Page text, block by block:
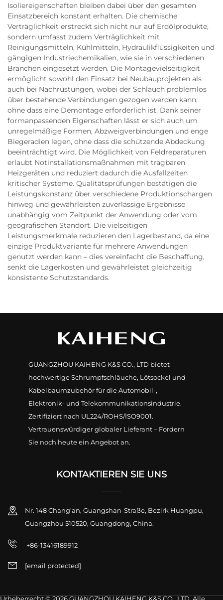
Isoliereigenschaften bleiben dabei über den gesamten
Einsatzbereich konstant erhalten. Die chemische
Verträglichkeit erstreckt sich nicht nur auf Erdölprodukte,
sondern umfasst zudem Verträglichkeit mit
Reinigungsmitteln, Kühlmitteln, Hydraulikflüssigkeiten und
gängigen Industriechemikalien, wie sie in verschiedenen
Branchen eingesetzt werden. Die Montagevielseitigkeit
ermöglicht sowohl den Einsatz bei Neubauprojekten als
auch bei Nachrüstungen, wobei der Schlauch problemlos
über bestehende Verbindungen gezogen werden kann,
ohne dass eine Demontage erforderlich ist. Dank seiner
formanpassenden Eigenschaften lässt er sich auch um
unregelmäßige Formen, Abzweigverbindungen und enge
Biegeradien legen, ohne dass die schützende Abdeckung
beeinträchtigt wird. Die Möglichkeit von Feldreparaturen
erlaubt Notinstallationsmaßnahmen mit tragbaren
Heizgeräten und reduziert dadurch die Ausfallzeiten
kritischer Systeme. Qualitätsprüfungen bestätigen die
Leistungskonstanz über verschiedene Produktionschargen
hinweg und gewährleisten zuverlässige Ergebnisse
unabhängig vom Zeitpunkt der Anwendung oder vom
geografischen Standort. Die vielseitigen
Leistungsmerkmale reduzieren den Lagerbestand, da eine
einzige Produktvariante für mehrere Anwendungen
genutzt werden kann – dies vereinfacht die Beschaffung,
senkt die Lagerkosten und gewährleistet gleichzeitig
konsistente Schutzstandards.
GUANGZHOU KAIHENG K&S CO., LTD bietet
hochwertige Schrumpfschläuche, Lötsockel und
Kabelbaumzubehör für die Automobil-,
Elektronik- und Telekommunikationsindustrie.
Zertifiziert nach UL224/ROHS/ISO9001.
Vertrauenswürdiger globaler Lieferant – Fordern
Sie noch heute ein Angebot an.
KONTAKTIEREN SIE UNS
Nr. 148 Chang’an, Guangshan-Straße, Bezirk Huangpu,
Guangzhou 510520, Guangdong, China.
+86-13416189912
[email protected]
Urheberrecht © 2026 GUANGZHOU KAIHENG K&S CO., LTD. Alle